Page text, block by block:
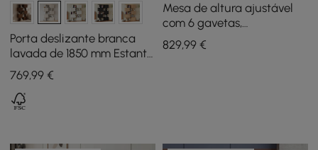
Porta deslizante branca
lavada de 1850 mm Estante
Etagere Prateleira de livros
de 5 prateleiras de altura
Rich Storage
769,99 €
Mesa de altura ajustável
com 6 gavetas,
carregamento sem fio e
tomada para escritório
829,99€